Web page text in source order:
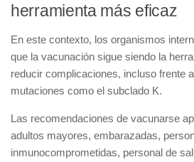
herramienta más eficaz
En este contexto, los organismos
que la vacunación sigue siendo la
reducir complicaciones, incluso frente
mutaciones como el subclado K.
Las recomendaciones de vacunarse
adultos mayores, embarazadas,
inmunocomprometidas, personal de